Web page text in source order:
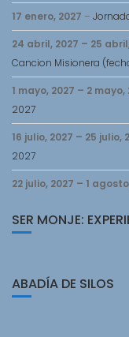
17 enero, 2027 –
24 abril, 2027 – 25
Cancion Misionera
1 mayo, 2027 – 2 mayo,
2027
16 julio, 2027 – 25 julio,
2027
22 julio, 2027 – 1
SER MONJE:
ABADÍA DE SILOS